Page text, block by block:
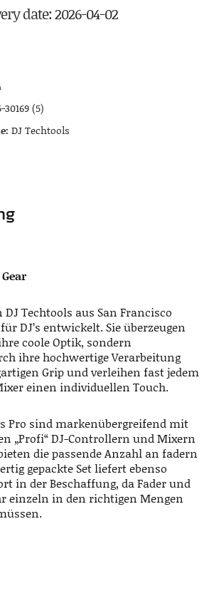
date: 2026-04-02
30169 (5)
DJ Techtools
DJ Techtools aus San Francisco
DJ’s entwickelt. Sie überzeugen
coole Optik, sondern
ihre hochwertige Verarbeitung
Grip und verleihen fast jedem
einen individuellen Touch.
Pro sind markenübergreifend mit
„Profi“ DJ-Controllern und Mixern
die passende Anzahl an fadern
gepackte Set liefert ebenso
in der Beschaffung, da Fader und
einzeln in den richtigen Mengen